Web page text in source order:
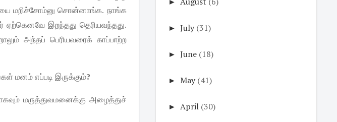
மறிச்சோம்னு சொன்னாங்க. நாங்க
ஏற்கெனவே இறந்தது தெரியவந்தது.
அந்தப் பெரியவரைக் காப்பாற்ற
மனம் எப்படி இருக்கும்?
மருத்துவமனைக்கு அழைத்துச்
► July (31)
► June (18)
► May (41)
► April (30)